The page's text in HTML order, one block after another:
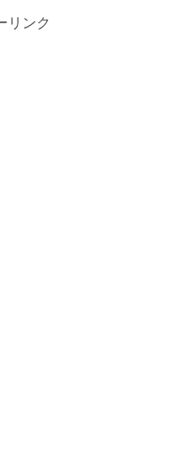
リンク